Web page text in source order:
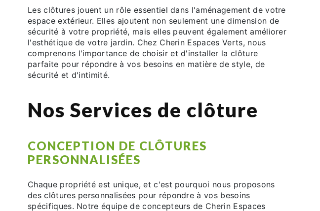
Les clôtures jouent un rôle essentiel dans l'aménagement de votre
espace extérieur. Elles ajoutent non seulement une dimension de
sécurité à votre propriété, mais elles peuvent également améliorer
l'esthétique de votre jardin. Chez Cherin Espaces Verts, nous
comprenons l'importance de choisir et d'installer la clôture
parfaite pour répondre à vos besoins en matière de style, de
sécurité et d'intimité.
Nos Services de clôture
CONCEPTION DE CLÔTURES
PERSONNALISÉES
Chaque propriété est unique, et c'est pourquoi nous proposons
des clôtures personnalisées pour répondre à vos besoins
spécifiques. Notre équipe de concepteurs de Cherin Espaces